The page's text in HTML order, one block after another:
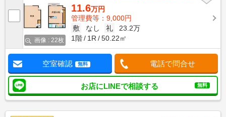
画像 : 22枚
11.6万円
管理費等：9,000円
敷
なし 礼
23.2万
1階
1R 50.22㎡
空室確認 無料 電話で問合せ
お店にLINEで相談する 無料